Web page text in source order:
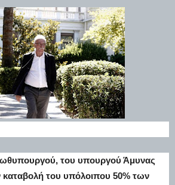
του υπουργού Άμυνας
καταβολή του υπόλοιπου 50% των